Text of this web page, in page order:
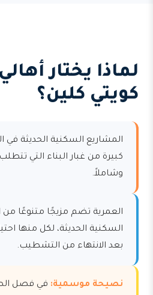
لماذا يختار
كويتي كلين؟
المشاريع السكنية الحديثة في
كبيرة من غبار البناء التي
وشاملاً.
العمرية تضم مزيجًا متنوعًا من
السكنية الحديثة، لكل منها
بعد الانتهاء من التشطيب.
نصيحة موسمية: في فصل